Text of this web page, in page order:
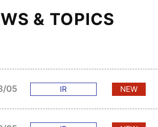
& TOPICS
05 IR NEW